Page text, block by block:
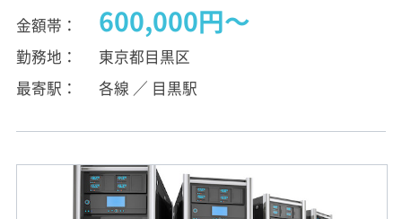
金額帯 600,000円〜
勤務地
東京都目黒区
最寄駅
各線 ／ 目黒駅